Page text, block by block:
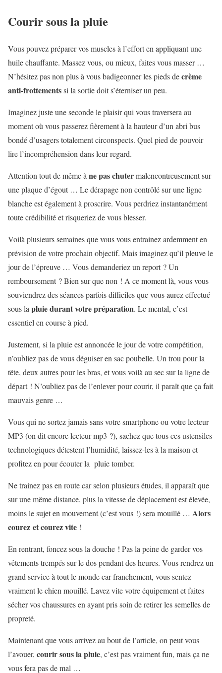
Courir sous la pluie
Vous pouvez préparer vos muscles à l’effort en appliquant une
huile chauffante. Massez vous, ou mieux, faites vous masser …
N’hésitez pas non plus à vous badigeonner les pieds decrème
anti-frottementssi la sortie doit s’éterniser un peu.
Imaginez juste une seconde le plaisir qui vous traversera au
moment où vous passerez fièrement à la hauteur d’un abri bus
bondé d’usagers totalement circonspects. Quel pied de pouvoir
lire l’incompréhension dans leur regard.
Attention tout de même àne pas chutermalencontreusement sur
une plaque d’égout … Le dérapage non contrôlé sur une ligne
blanche est également à proscrire. Vous perdriez instantanément
toute crédibilité et risqueriez de vous blesser.
Voilà plusieurs semaines que vous vous entrainez ardemment en
prévision de votre prochain objectif. Mais imaginez qu’il pleuve le
jour de l’épreuve … Vous demanderiez un report ? Un
remboursement ? Bien sur que non ! A ce moment là, vous vous
souviendrez des séances parfois difficiles que vous aurez effectué
sous lapluie durant votre préparation. Le mental, c’est
essentiel en course à pied.
Justement, si la pluie est annoncée le jour de votre compétition,
n’oubliez pas de vous déguiser en sac poubelle. Un trou pour la
tête, deux autres pour les bras, et vous voilà au sec sur la ligne de
départ ! N’oubliez pas de l’enlever pour courir, il paraît que ça fait
mauvais genre …
Vous qui ne sortez jamais sans votre smartphone ou votre lecteur
MP3 (on dit encore lecteur mp3 ?), sachez que tous ces ustensiles
technologiques détestent l’humidité, laissez-les à la maison et
profitez en pour écouter la pluie tomber.
Ne trainez pas en route car selon plusieurs études, il apparaît que
sur une même distance, plus la vitesse de déplacement est élevée,
moins le sujet en mouvement (c’est vous !) sera mouillé … Alors
courez et courez vite !
En rentrant, foncez sous la douche ! Pas la peine de garder vos
vêtements trempés sur le dos pendant des heures. Vous rendrez un
grand service à tout le monde car franchement, vous sentez
vraiment le chien mouillé. Lavez vite votre équipement et faites
sécher vos chaussures en ayant pris soin de retirer les semelles de
propreté.
Maintenant que vous arrivez au bout de l’article, on peut vous
l’avouer, courir sous la pluie, c’est pas vraiment fun, mais ça ne
vous fera pas de mal …